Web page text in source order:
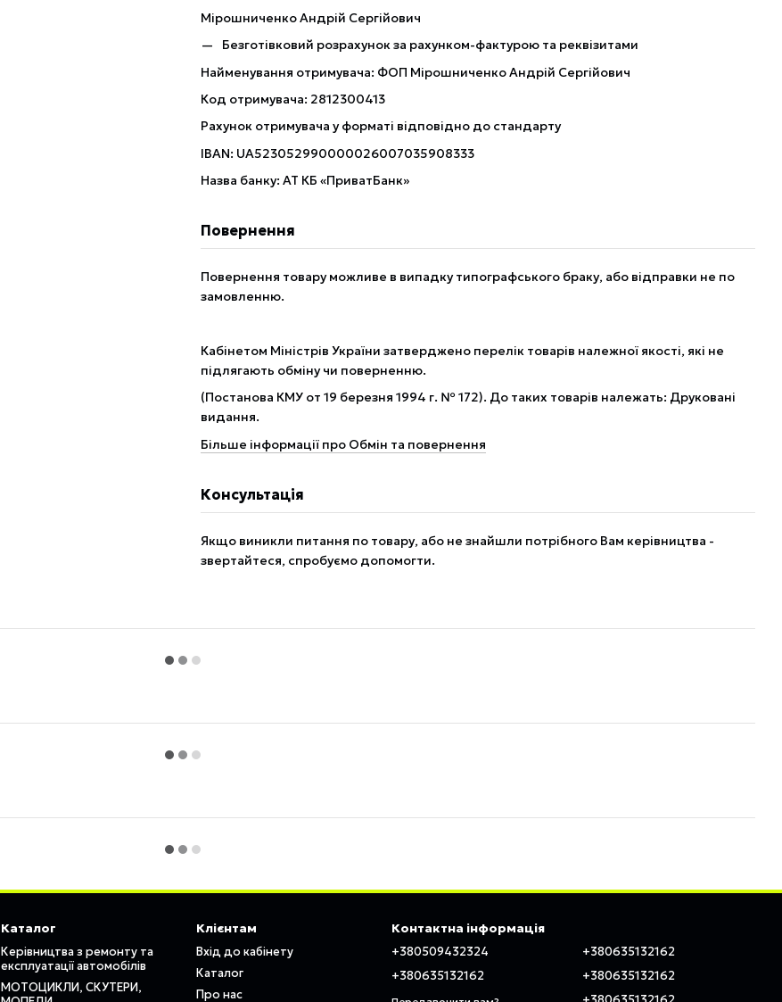
Мірошниченко Андрій Сергійович
Безготівковий розрахунок за рахунком-фактурою та реквізитами
Найменування отримувача: ФОП Мірошниченко Андрій Сергійович
Код отримувача: 2812300413
Рахунок отримувача у форматі відповідно до стандарту
IBAN: UA523052990000026007035908333
Назва банку: АТ КБ «ПриватБанк»
Повернення
Повернення товару можливе в випадку типографського браку, або відправки не по
замовленню.
Кабінетом Міністрів України затверджено перелік товарів належної якості, які не
підлягають обміну чи поверненню.
(Постанова КМУ от 19 березня 1994 г. № 172). До таких товарів належать: Друковані
видання.
Більше інформації про Обмін та повернення
Консультація
Якщо виникли питання по товару, або не знайшли потрібного Вам керівництва -
звертайтеся, спробуємо допомогти.
Каталог
Керівництва з ремонту та
експлуатації автомобілів
МОТОЦИКЛИ, СКУТЕРИ,
Клієнтам
Вхід до кабінету
Каталог
Про нас
Контактна інформація
+380509432324
+380635132162
+380635132162
+380635132162